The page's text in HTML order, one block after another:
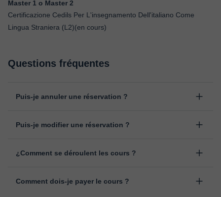
Master 1 o Master 2
Certificazione Cedils Per L'insegnamento Dell'italiano Come
Lingua Straniera (L2)(en cours)
Questions fréquentes
Puis-je annuler une réservation ?
le début du cours, en indiquant la raison pour laquelle vous
Puis-je modifier une réservation ?
changer l'heure ou le jour de votre cours depuis la rubrique
¿Comment se déroulent les cours ?
classgap, développée à des fins pédagogiques avec de
Comment dois-je payer le cours ?